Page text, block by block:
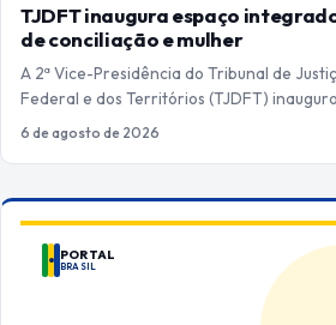
TJDFT inaugura espaço
de conciliação e mulher
A 2ª Vice-Presidência do Tribunal de
Federal e dos Territórios (TJDFT)
6 de agosto de 2026
PORTAL
BRASIL